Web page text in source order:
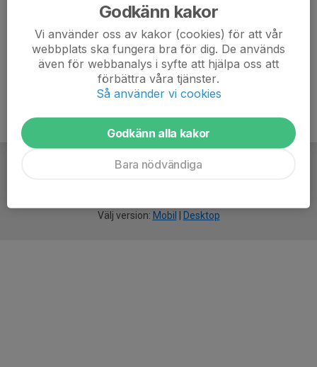
Välj version: Mobil Desktop
Godkänn kakor
Vi använder oss av kakor (cookies) för att vår
webbplats ska fungera bra för dig. De används
även för webbanalys i syfte att hjälpa oss att
förbättra våra tjänster.
Så använder vi cookies
Godkänn alla kakor
Bara nödvändiga